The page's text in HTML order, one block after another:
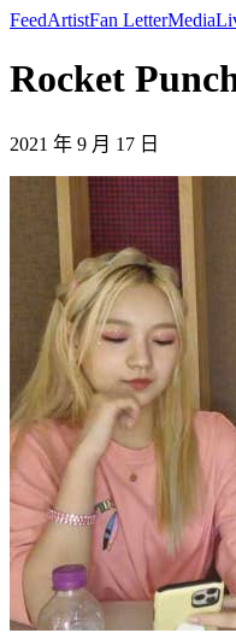
FeedArtistFan LetterMedia
Rocket
2021 年 9 月 17 日